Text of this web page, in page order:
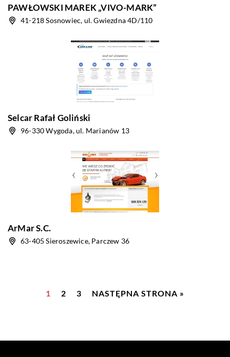
PAWŁOWSKI MAREK „VIVO-MARK”
41-218 Sosnowiec, ul. Gwiezdna 4D/110
Selcar Rafał Goliński
96-330 Wygoda, ul. Marianów 13
ArMar S.C.
63-405 Sieroszewice, Parczew 36
1 2 3 NASTĘPNA STRONA »